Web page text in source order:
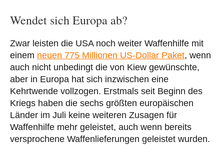
Wendet sich Europa ab?
Zwar leisten die USA noch weiter Waffenhilfe mit
einem neuen 775 Millionen US-Dollar Paket, wenn
auch nicht unbedingt die von Kiew gewünschte,
aber in Europa hat sich inzwischen eine
Kehrtwende vollzogen. Erstmals seit Beginn des
Kriegs haben die sechs größten europäischen
Länder im Juli keine weiteren Zusagen für
Waffenhilfe mehr geleistet, auch wenn bereits
versprochene Waffenlieferungen geleistet wurden.